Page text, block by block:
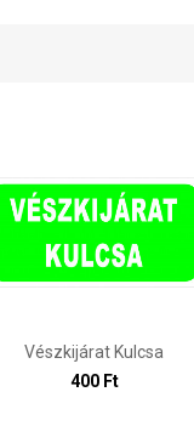
Vészkijárat Kulcsa
400 Ft